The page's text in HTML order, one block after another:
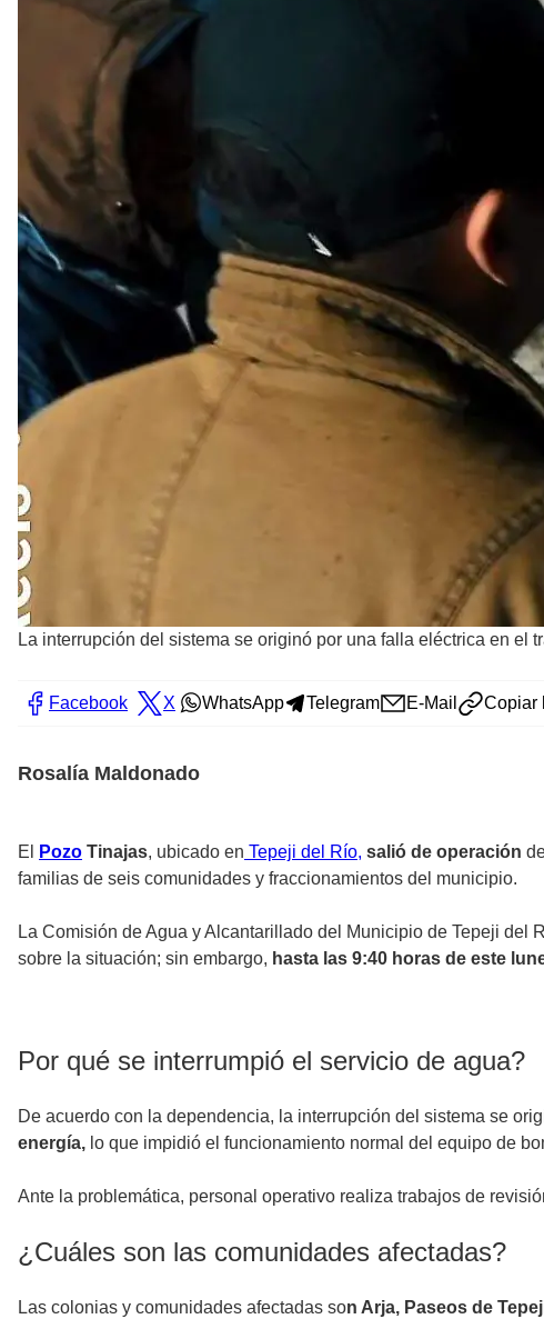
La interrupción del sistema se originó por una falla eléctrica en el
Facebook X WhatsApp Telegram E-Mail Copiar
Rosalía Maldonado
El Pozo Tinajas, ubicado en Tepeji del Río, salió de operación
familias de seis comunidades y fraccionamientos del municipio.
La Comisión de Agua y Alcantarillado del Municipio de Tepeji del
sobre la situación; sin embargo, hasta las 9:40 horas de este
Por qué se interrumpió el servicio de agua?
De acuerdo con la dependencia, la interrupción del sistema se
energía, lo que impidió el funcionamiento normal del equipo de
Ante la problemática, personal operativo realiza trabajos de
¿Cuáles son las comunidades afectadas?
Las colonias y comunidades afectadas son Arja, Paseos de